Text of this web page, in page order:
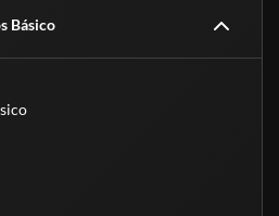
de combustível, abafamento,
Básico